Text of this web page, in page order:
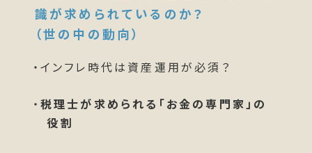
識 が求められているのか？
（世の中の動向）
・インフレ時代は資産運用が必須？
・ 税理士が求められる「お金の専門家」の
役割